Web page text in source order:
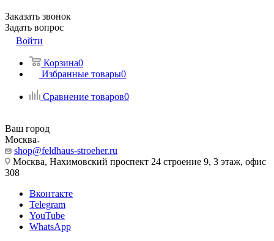
Заказать звонок
Задать вопрос
Войти
Корзина0
Избранные товары0
Сравнение товаров0
Ваш город
Москва
shop@feldhaus-stroeher.ru
Москва, Нахимовский проспект 24 строение 9, 3 этаж, офис
308
Вконтакте
Telegram
YouTube
WhatsApp